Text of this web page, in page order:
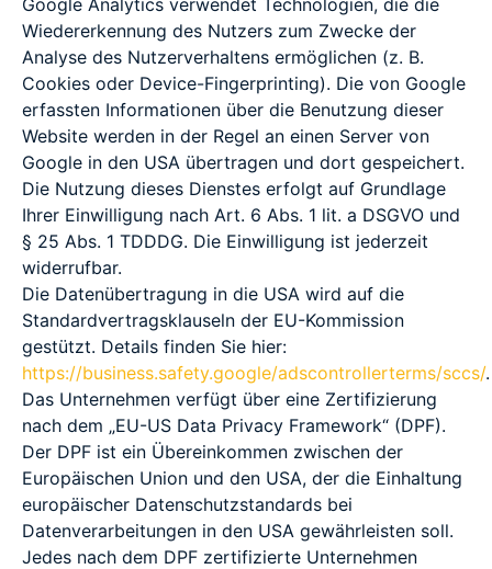
Google Analytics verwendet Technologien, die die
Wiedererkennung des Nutzers zum Zwecke der
Analyse des Nutzerverhaltens ermöglichen (z. B.
Cookies oder Device-Fingerprinting). Die von Google
erfassten Informationen über die Benutzung dieser
Website werden in der Regel an einen Server von
Google in den USA übertragen und dort gespeichert.
Die Nutzung dieses Dienstes erfolgt auf Grundlage
Ihrer Einwilligung nach Art. 6 Abs. 1 lit. a DSGVO und
§ 25 Abs. 1 TDDDG. Die Einwilligung ist jederzeit
widerrufbar.
Die Datenübertragung in die USA wird auf die
Standardvertragsklauseln der EU-Kommission
gestützt. Details finden Sie hier:
https://business.safety.google/adscontrollerterms/sccs/.
Das Unternehmen verfügt über eine Zertifizierung
nach dem „EU-US Data Privacy Framework“ (DPF).
Der DPF ist ein Übereinkommen zwischen der
Europäischen Union und den USA, der die Einhaltung
europäischer Datenschutzstandards bei
Datenverarbeitungen in den USA gewährleisten soll.
Jedes nach dem DPF zertifizierte Unternehmen